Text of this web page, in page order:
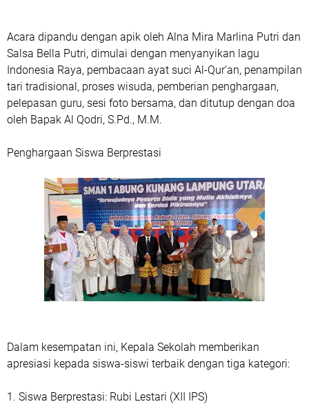
Acara dipandu dengan apik oleh Alna Mira Marlina Putri dan
Salsa Bella Putri, dimulai dengan menyanyikan lagu
Indonesia Raya, pembacaan ayat suci Al-Qur’an, penampilan
tari tradisional, proses wisuda, pemberian penghargaan,
pelepasan guru, sesi foto bersama, dan ditutup dengan doa
oleh Bapak Al Qodri, S.Pd., M.M.
Penghargaan Siswa Berprestasi
Dalam kesempatan ini, Kepala Sekolah memberikan
apresiasi kepada siswa-siswi terbaik dengan tiga kategori:
1. Siswa Berprestasi: Rubi Lestari (XII IPS)